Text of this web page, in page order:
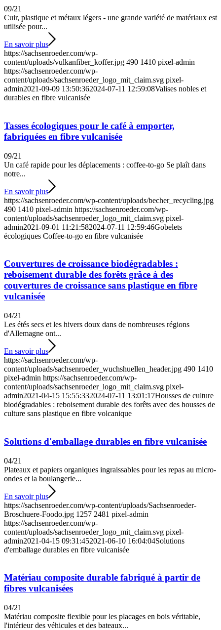
09/21
Cuir, plastique et métaux légers - une grande variété de matériaux est
utilisée pour...
En savoir plus
https://sachsenroeder.com/wp-
content/uploads/vulkanfiber_koffer.jpg 490 1410 pixel-admin
https://sachsenroeder.com/wp-
content/uploads/sachsenroeder_logo_mit_claim.svg pixel-
admin2021-09-09 13:50:362024-07-11 12:59:08Valises nobles et
durables en fibre vulcanisée
Tasses écologiques pour le café à emporter,
fabriquées en fibre vulcanisée
09/21
Un café rapide pour les déplacements : coffee-to-go Se plaît dans
notre...
En savoir plus
https://sachsenroeder.com/wp-content/uploads/becher_recycling.jpg
490 1410 pixel-admin https://sachsenroeder.com/wp-
content/uploads/sachsenroeder_logo_mit_claim.svg pixel-
admin2021-09-01 11:21:582024-07-11 12:59:46Gobelets
écologiques Coffee-to-go en fibre vulcanisée
Couvertures de croissance biodégradables :
reboisement durable des forêts grâce à des
couvertures de croissance sans plastique en fibre
vulcanisée
04/21
Les étés secs et les hivers doux dans de nombreuses régions
d'Allemagne ont...
En savoir plus
https://sachsenroeder.com/wp-
content/uploads/sachsenroeder_wuchshuellen_header.jpg 490 1410
pixel-admin https://sachsenroeder.com/wp-
content/uploads/sachsenroeder_logo_mit_claim.svg pixel-
admin2021-04-15 15:55:332024-07-11 13:01:17Housses de culture
biodégradables : reboisement durable des forêts avec des housses de
culture sans plastique en fibre volcanique
Solutions d'emballage durables en fibre vulcanisée
04/21
Plateaux et papiers organiques ingraissables pour les repas au micro-
ondes et la boulangerie...
En savoir plus
https://sachsenroeder.com/wp-content/uploads/Sachsenroeder-
Broschuere-Foodo.jpg 1257 2481 pixel-admin
https://sachsenroeder.com/wp-
content/uploads/sachsenroeder_logo_mit_claim.svg pixel-
admin2021-04-15 09:31:452021-06-10 16:04:04Solutions
d'emballage durables en fibre vulcanisée
Matériau composite durable fabriqué à partir de
fibres vulcanisées
04/21
Matériau composite flexible pour les placages en bois véritable,
l'intérieur des véhicules et des bateaux...